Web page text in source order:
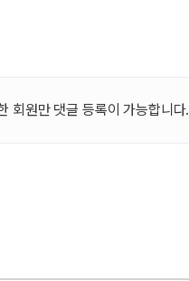
회원만 댓글 등록이 가능합니다.